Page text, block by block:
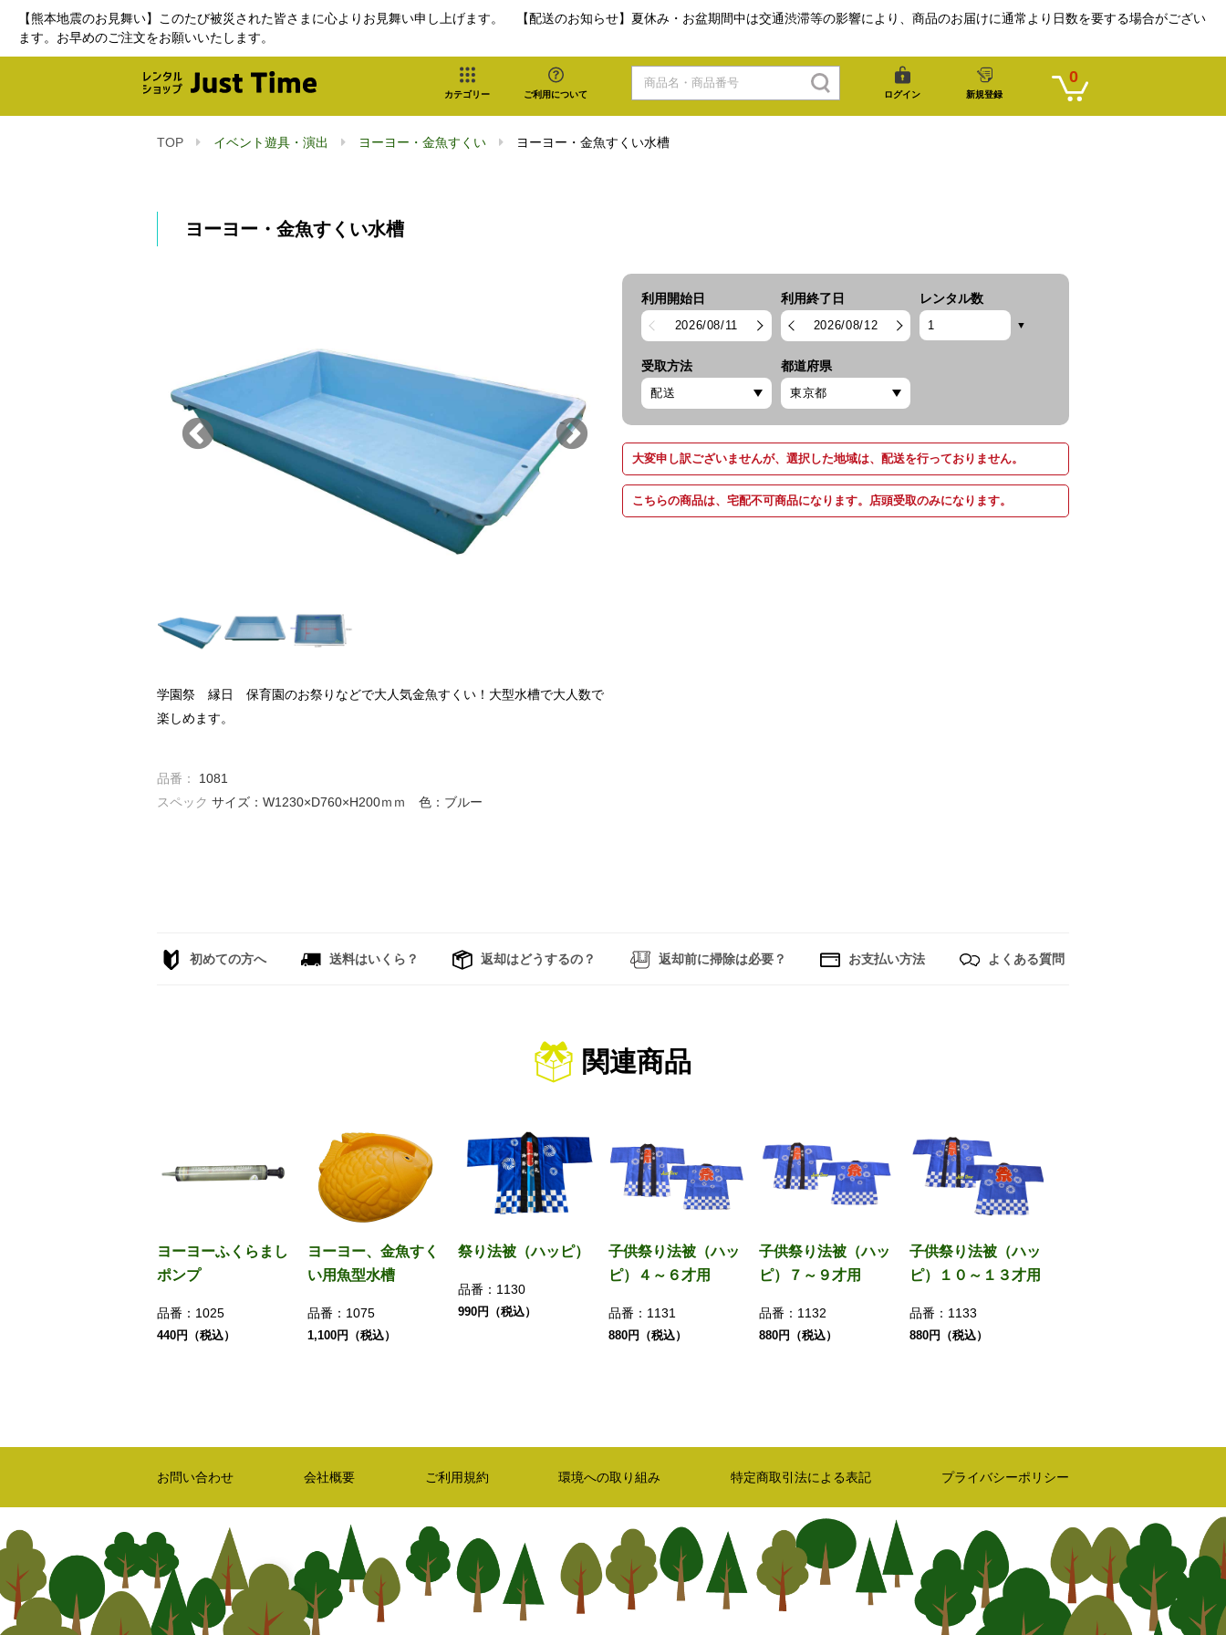
【熊本地震のお見舞い】このたび被災された皆さまに心よりお見舞い申し上げます。 【配送のお知らせ】夏休み・お盆期間中は交通渋滞等の影響により、商品のお届けに通常より日数を要する場合がござい
ます。お早めのご注文をお願いいたします。
カテゴリー ご利用について ログイン 新規登録
0
TOP イベント遊具・演出 ヨーヨー・金魚すくい ヨーヨー・金魚すくい水槽
ヨーヨー・金魚すくい水槽
学園祭 縁日 保育園のお祭りなどで大人気金魚すくい！大型水槽で大人数で
楽しめます。
品番：
1081
スペック サイズ：W1230×D760×H200ｍｍ 色：ブルー
利用開始日
2026/08/11
利用終了日
2026/08/12
レンタル数
受取方法 都道府県
大変申し訳ございませんが、選択した地域は、配送を行っておりません。
こちらの商品は、宅配不可商品になります。店頭受取のみになります。
初めての方へ 送料はいくら？ 返却はどうするの？ 返却前に掃除は必要？ お支払い方法 よくある質問
関連商品
ヨーヨーふくらまし
ポンプ
品番： 1025
440円（税込）
ヨーヨー、金魚すく
い用魚型水槽
品番： 1075
1,100円（税込）
祭り法被（ハッピ）
品番： 1130
990円（税込）
子供祭り法被（ハッ
ピ）４～６才用
品番： 1131
880円（税込）
子供祭り法被（ハッ
ピ）７～９才用
品番： 1132
880円（税込）
子供祭り法被（ハッ
ピ）１０～１３才用
品番： 1133
880円（税込）
お問い合わせ 会社概要 ご利用規約 環境への取り組み 特定商取引法による表記 プライバシーポリシー